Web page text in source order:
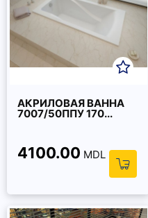
АКРИЛОВАЯ ВАННА
7007/50ППУ 170...
4100.00 MDL